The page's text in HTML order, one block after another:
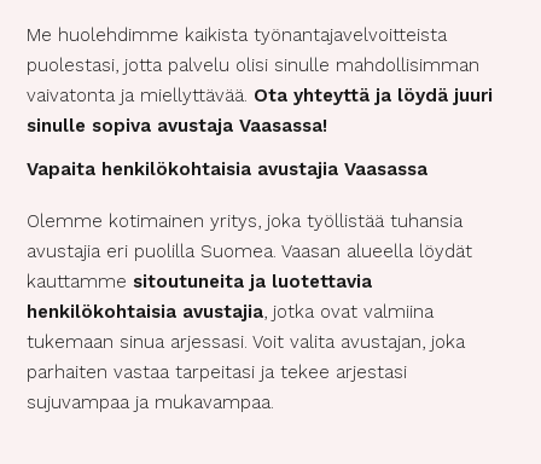
Me huolehdimme kaikista työnantajavelvoitteista
puolestasi, jotta palvelu olisi sinulle mahdollisimman
vaivatonta ja miellyttävää. Ota yhteyttä ja löydä juuri
sinulle sopiva avustaja Vaasassa!
Vapaita henkilökohtaisia avustajia Vaasassa
Olemme kotimainen yritys, joka työllistää tuhansia
avustajia eri puolilla Suomea. Vaasan alueella löydät
kauttamme sitoutuneita ja luotettavia
henkilökohtaisia avustajia, jotka ovat valmiina
tukemaan sinua arjessasi. Voit valita avustajan, joka
parhaiten vastaa tarpeitasi ja tekee arjestasi
sujuvampaa ja mukavampaa.